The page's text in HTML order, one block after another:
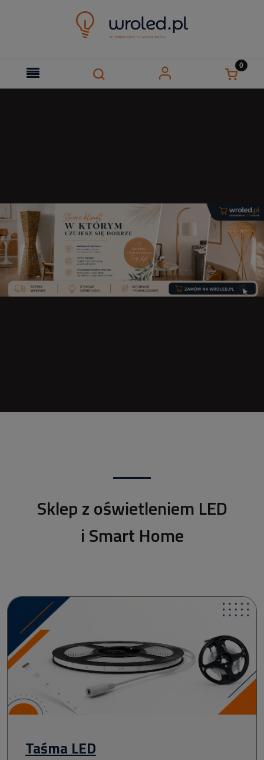
Sklep z oświetleniem LED
i Smart Home
Taśma LED